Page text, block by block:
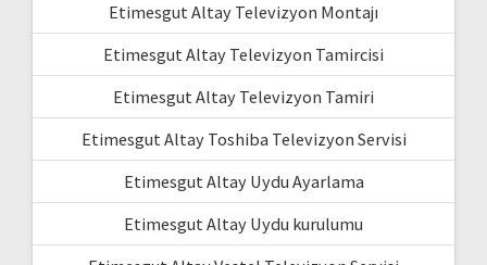
Etimesgut Altay Televizyon Montajı
Etimesgut Altay Televizyon Tamircisi
Etimesgut Altay Televizyon Tamiri
Etimesgut Altay Toshiba Televizyon Servisi
Etimesgut Altay Uydu Ayarlama
Etimesgut Altay Uydu kurulumu